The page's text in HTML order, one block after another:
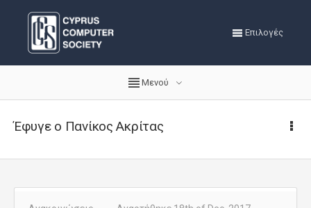
Επιλογές
Μενού
Έφυγε ο Πανίκος Ακρίτας